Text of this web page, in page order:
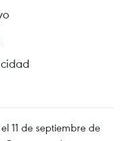
11 de septiembre de